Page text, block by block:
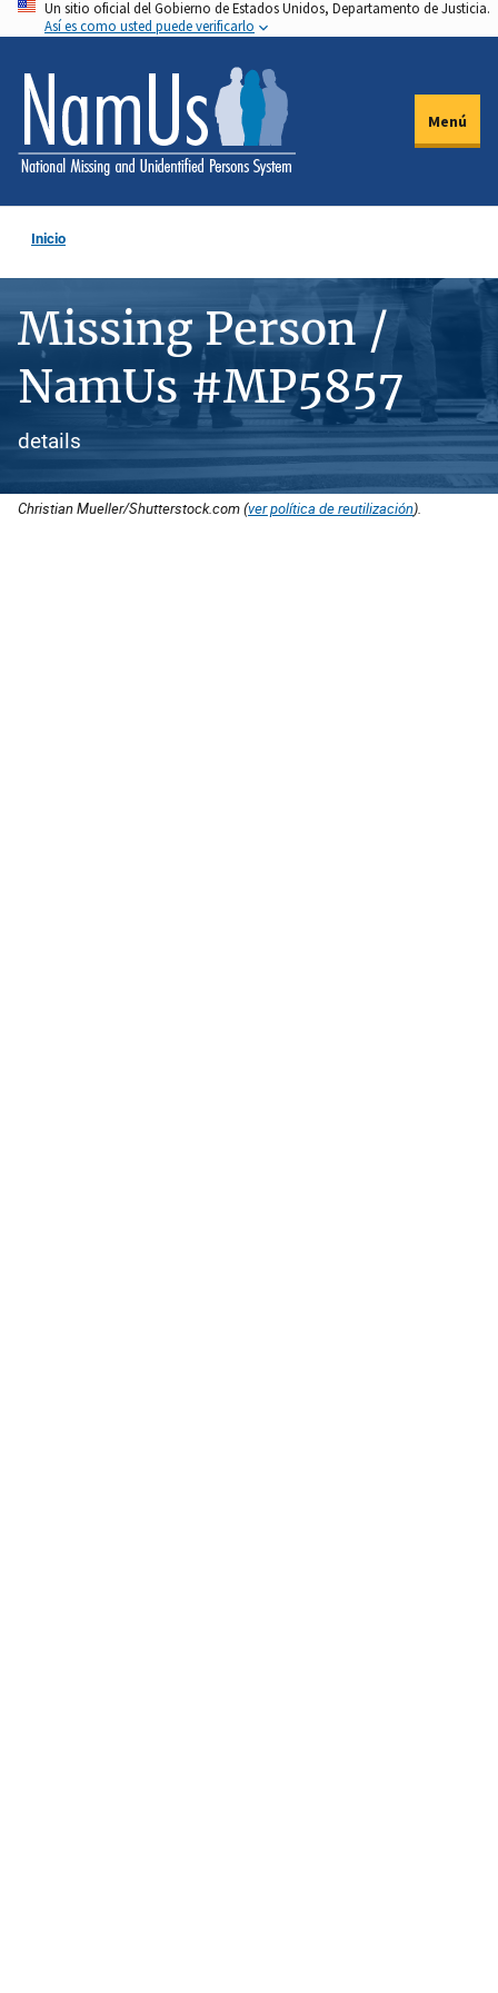
Pasar
al
contenido
principal
Un sitio oficial del Gobierno de Estados Unidos, Departamento de Justicia.
Así es como usted puede verificarlo
Menú
Inicio
Missing Person /
NamUs #MP5857
details
Christian Mueller/Shutterstock.com (ver política de reutilización).